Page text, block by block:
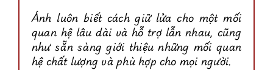
Ánh luôn biết cách giữ lửa cho một mối
quan hệ lâu dài và hỗ trợ lẫn nhau, cũng
như sẵn sàng giới thiệu những mối quan
hệ chất lượng và phù hợp cho mọi người.